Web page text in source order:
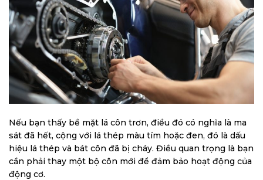
Nếu bạn thấy bề mặt lá côn trơn, điều đó có nghĩa là ma
sát đã hết, cộng với lá thép màu tím hoặc đen, đó là dấu
hiệu lá thép và bát côn đã bị cháy. Điều quan trọng là bạn
cần phải thay một bộ côn mới để đảm bảo hoạt động của
động cơ.